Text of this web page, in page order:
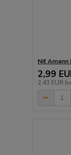
Niť Amann
2,99
2,43 EUR